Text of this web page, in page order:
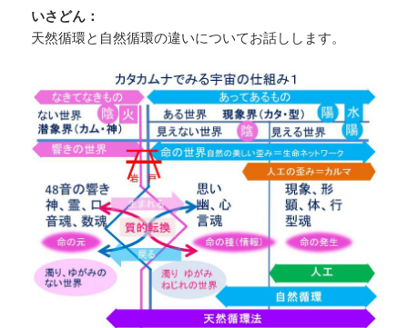
いさどん：
天然循環と自然循環の違いについてお話しします。